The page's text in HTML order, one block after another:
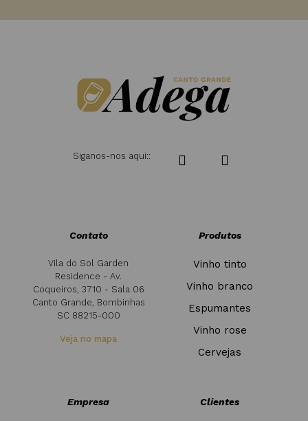
Siganos-nos aqui::
Contato
Vila do Sol Garden
Residence - Av.
Coqueiros, 3710 - Sala 06
Canto Grande, Bombinhas
SC 88215-000
Veja no mapa
Produtos
Vinho tinto
Vinho branco
Espumantes
Vinho rose
Cervejas
Empresa Clientes